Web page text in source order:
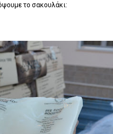
το σακουλάκι: